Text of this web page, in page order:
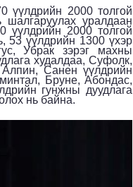
үүлдрийн 2000 толгой
уралдаан
үүлдрийн 2000 толгой
53 үүлдрийн 1300 үхэр
Убрак зэрэг махны
худалдаа, Суфолк,
Санен үүлдрийн
Бруне, Абондас,
гунжны дуудлага
нь байна.